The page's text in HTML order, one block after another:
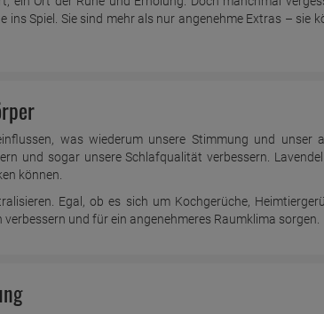
Spiel. Sie sind mehr als nur angenehme Extras – sie
was wiederum unsere Stimmung und unser
und sogar unsere Schlafqualität verbessern.
können.
Egal, ob es sich um Kochgerüche,
und für ein angenehmeres Raumklima sorgen.